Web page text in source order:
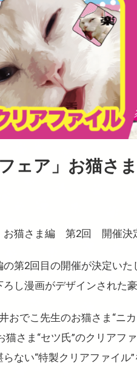
フェア」お猫さ
お猫さま編 第2回 開催決
第2回目の開催が決定いた
し漫画がデザインされた
おでこ先生のお猫さま“ニカ
さま“セツ氏”のクリアフ
ない“特製クリアファイル